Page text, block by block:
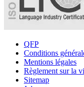
QFP
Conditions
Mentions légales
Règlement sur la
Sitemap